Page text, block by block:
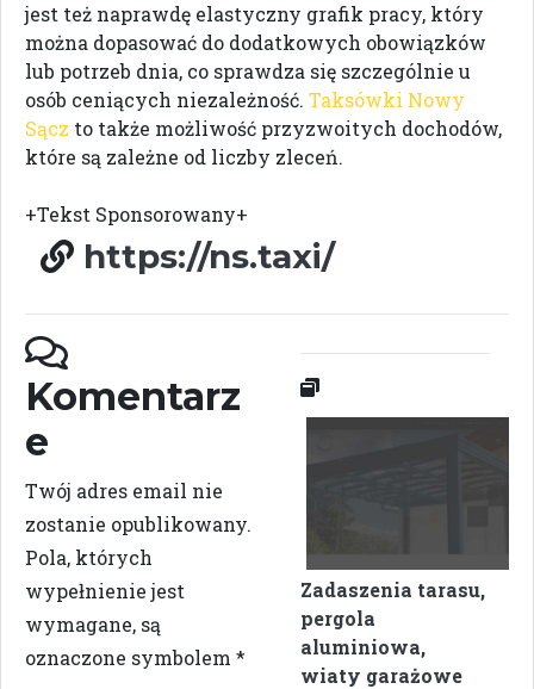
jest też naprawdę elastyczny grafik pracy, który
można dopasować do dodatkowych obowiązków
lub potrzeb dnia, co sprawdza się szczególnie u
osób ceniących niezależność. Taksówki Nowy
Sącz to także możliwość przyzwoitych dochodów,
które są zależne od liczby zleceń.
+Tekst Sponsorowany+
https://ns.taxi/
Komentarz
e
Twój adres email nie
zostanie opublikowany.
Pola, których
wypełnienie jest
wymagane, są
oznaczone symbolem *
Zadaszenia tarasu,
pergola
aluminiowa,
wiaty garażowe